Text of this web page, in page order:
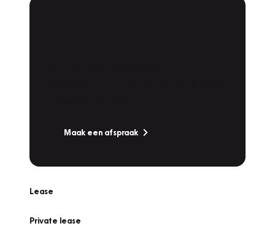
Maak een afspraak
Lease
Private lease